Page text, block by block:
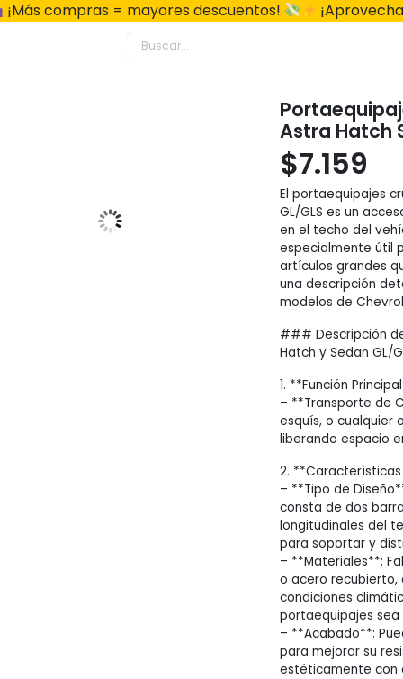
¡Más compras = mayores descuentos!
Astra Hatch
$7.159
El portaequipajes
GL/GLS es un
en el techo del
especialmente útil
artículos grandes
una descripción
modelos de
### Descripción
Hatch y Sedan GL/
1. **Función
– **Transporte de
esquís, o cualquier
liberando espacio
2.
– **Tipo de
consta de dos
longitudinales del
para soportar y
– **Materiales**:
o acero recubierto,
condiciones
portaequipajes
– **Acabado**:
para mejorar su
estéticamente con